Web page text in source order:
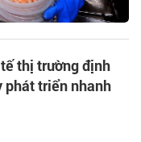
thị trường định
phát triển nhanh